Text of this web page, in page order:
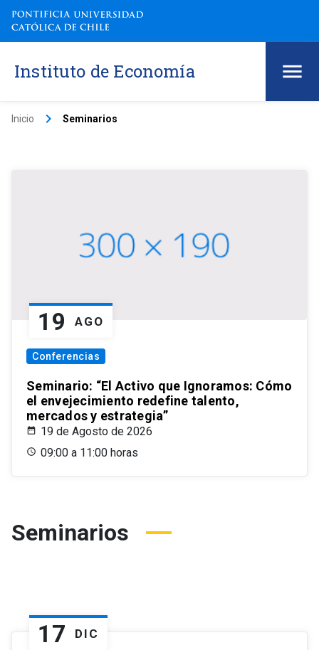
Instituto de Economía
Inicio keyboard_arrow_right Seminarios
19 AGO
Conferencias
Seminario: “El Activo que Ignoramos: Cómo
el envejecimiento redefine talento,
mercados y estrategia”
19 de Agosto de 2026
09:00 a 11:00 horas
Seminarios
17 DIC